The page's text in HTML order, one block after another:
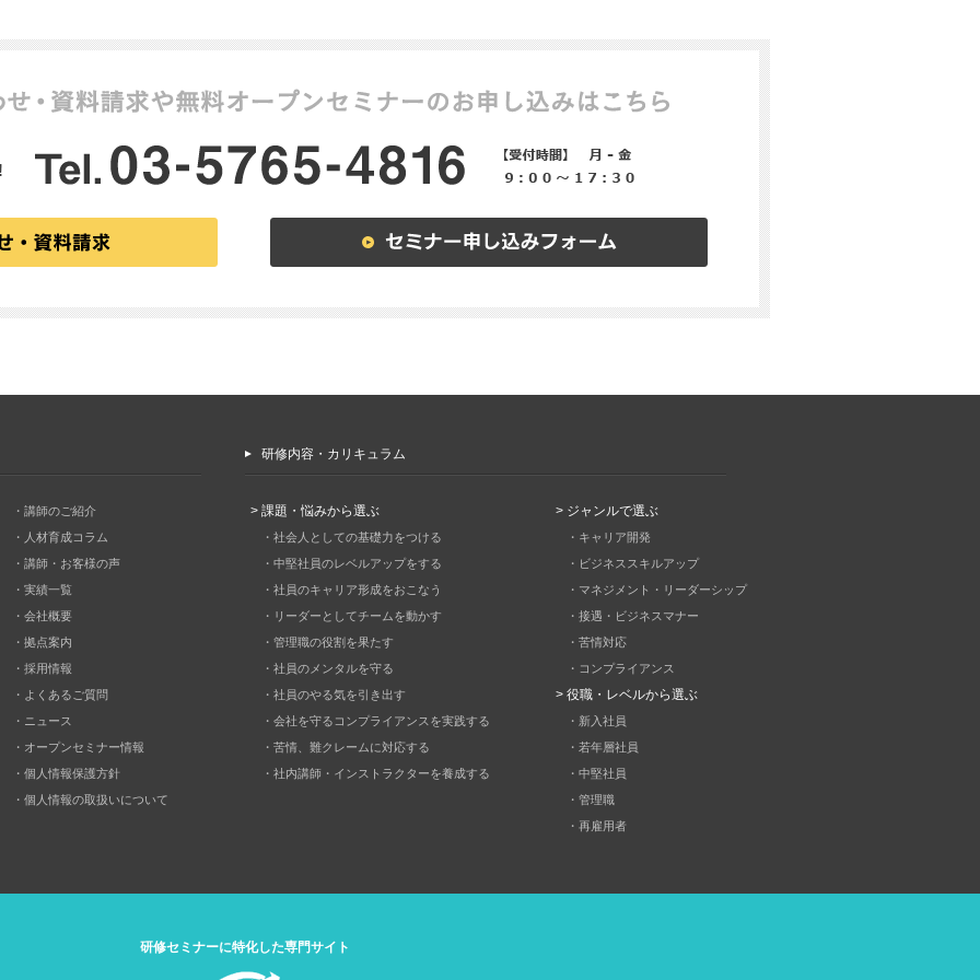
研修内容・カリキュラム
・講師のご紹介
・人材育成コラム
・講師・お客様の声
・実績一覧
・会社概要
・拠点案内
・採用情報
・よくあるご質問
・ニュース
・オープンセミナー情報
・個人情報保護方針
・個人情報の取扱いについて
> 課題・悩みから選ぶ
・社会人としての基礎力をつける
・中堅社員のレベルアップをする
・社員のキャリア形成をおこなう
・リーダーとしてチームを動かす
・管理職の役割を果たす
・社員のメンタルを守る
・社員のやる気を引き出す
・会社を守るコンプライアンスを実践する
・苦情、難クレームに対応する
・社内講師・インストラクターを養成する
> ジャンルで選ぶ
・キャリア開発
・ビジネススキルアップ
・マネジメント・リーダーシップ
・接遇・ビジネスマナー
・苦情対応
・コンプライアンス
> 役職・レベルから選ぶ
・新入社員
・若年層社員
・中堅社員
・管理職
・再雇用者
研修セミナーに特化した専門サイト